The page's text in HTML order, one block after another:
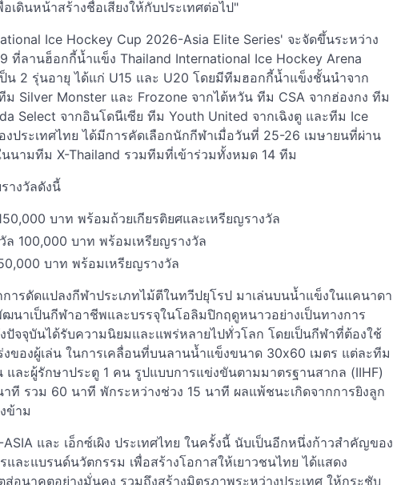
เดินหน้าสร้างชื่อเสียงให้กับประเทศต่อไป"
Ice Hockey Cup 2026-Asia Elite Series' จะจัดขึ้นระหว่าง
ที่ลานฮ็อกกี้น้ำแข็ง Thailand International Ice Hockey Arena
ป็น 2 รุ่นอายุ ได้แก่ U15 และ U20 โดยมีทีมฮอกกี้น้ำแข็งชั้นนำจาก
ม Silver Monster และ Frozone จากไต้หวัน ทีม CSA จากฮ่องกง ทีม
Select จากอินโดนีเซีย ทีม Youth United จากเฉิงตู และทีม Ice
งประเทศไทย ได้มีการคัดเลือกนักกีฬาเมื่อวันที่ 25-26 เมษายนที่ผ่าน
นามทีม X-Thailand รวมทีมที่เข้าร่วมทั้งหมด 14 ทีม
างวัลดังนี้
บาท พร้อมถ้วยเกียรติยศและเหรียญรางวัล
ล 100,000 บาท พร้อมเหรียญรางวัล
บาท พร้อมเหรียญรางวัล
ารดัดแปลงกีฬาประเภทไม้ตีในทวีปยุโรป มาเล่นบนน้ำแข็งในแคนาดา
นาเป็นกีฬาอาชีพและบรรจุในโอลิมปิกฤดูหนาวอย่างเป็นทางการ
ปัจจุบันได้รับความนิยมและแพร่หลายไปทั่วโลก โดยเป็นกีฬาที่ต้องใช้
ของผู้เล่น ในการเคลื่อนที่บนลานน้ำแข็งขนาด 30x60 เมตร แต่ละทีม
ละผู้รักษาประตู 1 คน รูปแบบการแข่งขันตามมาตรฐานสากล (IIHF)
ที รวม 60 นาที พักระหว่างช่วง 15 นาที ผลแพ้ชนะเกิดจากการยิงลูก
ข้าม
และ เอ็กซ์เผิง ประเทศไทย ในครั้งนี้ นับเป็นอีกหนึ่งก้าวสำคัญของ
และแบรนด์นวัตกรรม เพื่อสร้างโอกาสให้เยาวชนไทย ได้แสดง
อนาคตอย่างมั่นคง รวมถึงสร้างมิตรภาพระหว่างประเทศ ให้กระชับ